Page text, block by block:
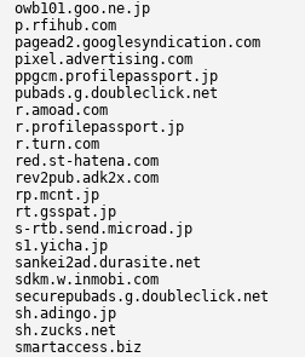
owb101.goo.ne.jp
p.rfihub.com
pagead2.googlesyndication.com
pixel.advertising.com
ppgcm.profilepassport.jp
pubads.g.doubleclick.net
r.amoad.com
r.profilepassport.jp
r.turn.com
red.st-hatena.com
rev2pub.adk2x.com
rp.mcnt.jp
rt.gsspat.jp
s-rtb.send.microad.jp
s1.yicha.jp
sankei2ad.durasite.net
sdkm.w.inmobi.com
securepubads.g.doubleclick.net
sh.adingo.jp
sh.zucks.net
smartaccess.biz